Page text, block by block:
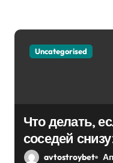
Uncategorised
Что делать,
соседей
avtostroybet